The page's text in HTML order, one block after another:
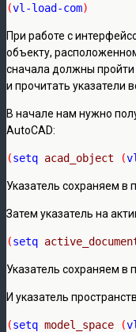
(vl-load-com)
При работе с
объекту,
сначала должны
и прочитать указатели
В начале нам нужно
AutoCAD:
(setq acad_object (
Указатель сохраняем в
Затем указатель на
(setq
Указатель сохраняем в
И указатель
(setq model_space (